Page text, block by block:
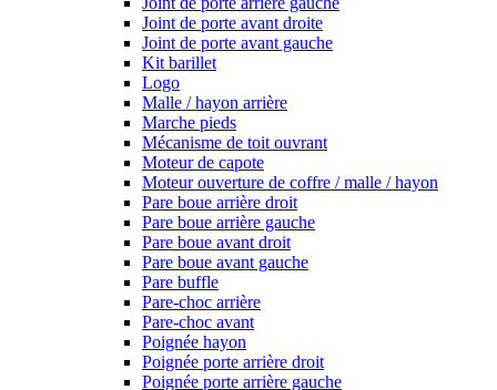
Joint de porte avant droite
Joint de porte avant gauche
Kit barillet
Logo
Malle / hayon arrière
Marche pieds
Mécanisme de toit ouvrant
Moteur de capote
Moteur ouverture de coffre / malle / hayon
Pare boue arrière droit
Pare boue arrière gauche
Pare boue avant droit
Pare boue avant gauche
Pare buffle
Pare-choc arrière
Pare-choc avant
Poignée hayon
Poignée porte arrière droit
Poignée porte arrière gauche